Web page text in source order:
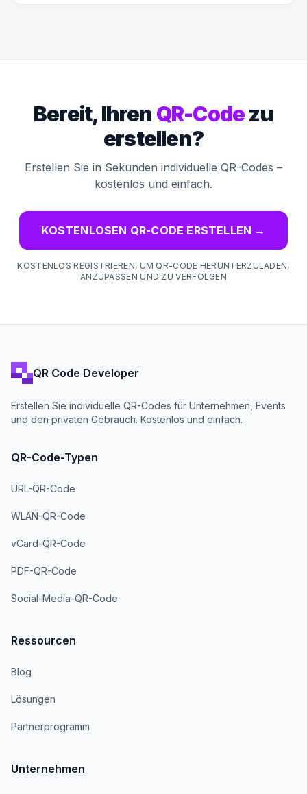
Bereit, Ihren QR-Codezu
erstellen?
Erstellen Sie in Sekunden individuelle QR-Codes –
kostenlos und einfach.
KOSTENLOSEN QR-CODE ERSTELLEN →
KOSTENLOS REGISTRIEREN, UM QR-CODE HERUNTERZULADEN,
ANZUPASSEN UND ZU VERFOLGEN
QR Code Developer
Erstellen Sie individuelle QR-Codes für Unternehmen, Events
und den privaten Gebrauch. Kostenlos und einfach.
QR-Code-Typen
URL-QR-Code
WLAN-QR-Code
vCard-QR-Code
PDF-QR-Code
Social-Media-QR-Code
Ressourcen
Blog
Lösungen
Partnerprogramm
Unternehmen